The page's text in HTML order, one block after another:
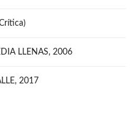
LLENAS, 2006
2017